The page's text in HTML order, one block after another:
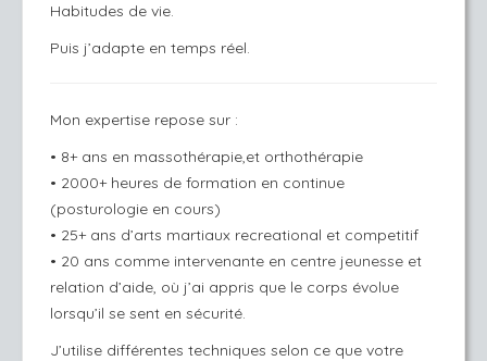
Habitudes de vie.
Puis j’adapte en temps réel.
Mon expertise repose sur :
• 8+ ans en massothérapie,et orthothérapie
• 2000+ heures de formation en continue
(posturologie en cours)
• 25+ ans d’arts martiaux recreational et competitif
• 20 ans comme intervenante en centre jeunesse et
relation d’aide, où j’ai appris que le corps évolue
lorsqu’il se sent en sécurité.
J’utilise différentes techniques selon ce que votre